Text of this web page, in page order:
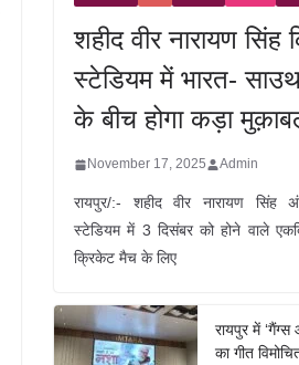
शहीद वीर नारायण सिंह
स्टेडियम में भारत-
के बीच होगा कड़ा
November 17, 2025 Admin
रायपुर/:- शहीद वीर नारायण सिंह
स्टेडियम में 3 दिसंबर को होने वाले
क्रिकेट मैच के लिए
रायपुर में
का गीत